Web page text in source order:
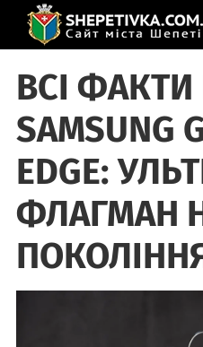
ВСІ
SAMSUNG
EDGE:
ФЛАГМАН